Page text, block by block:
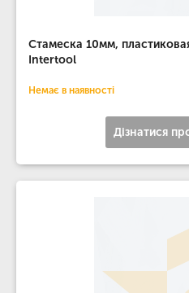
Стамеска 10мм,
Intertool
Немає в наявності
Дізнатися